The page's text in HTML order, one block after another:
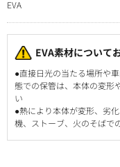
EVA
EVA素材について
●直接日光の当たる場所や
態での保管は、本体の変形
い
●熱により本体が変形、劣
機、ストーブ、火のそばで